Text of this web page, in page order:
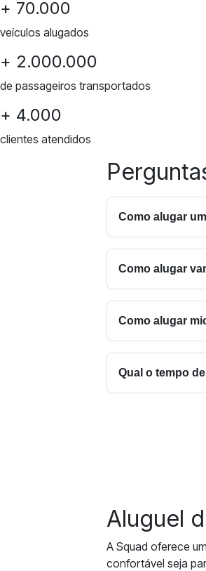
+ 70.000
veículos alugados
+ 2.000.000
de passageiros transportados
+ 4.000
clientes atendidos
Como alugar
basta entrar em
Como alugar
ela possui cerca
(27) 99917-
Como alugar
Acesse o nosso
Qual o tempo
Aluguel
A Squad oferece
confortável seja